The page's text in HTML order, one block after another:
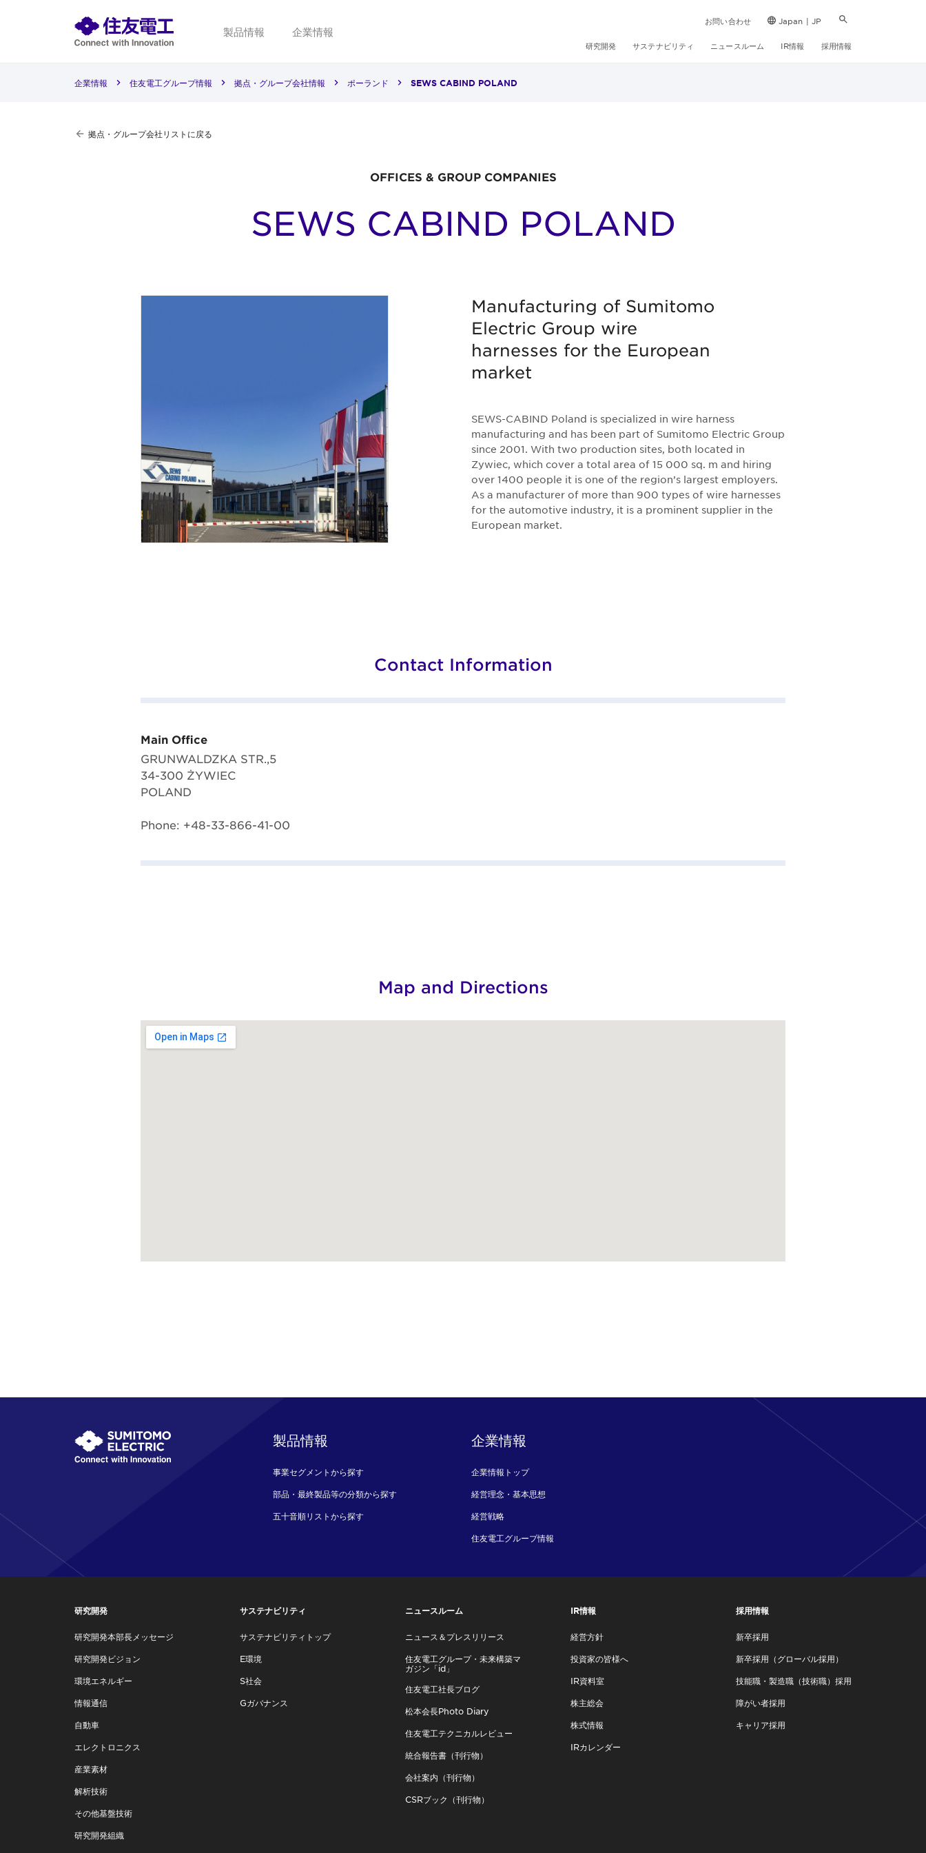
製品情報 企業情報
お問い合わせ Japan | JP
研究開発 サステナビリティ ニュースルーム IR情報 採用情報
企業情報 住友電工グループ情報 拠点・グループ会社情報 ポーランド SEWS CABIND POLAND
拠点・グループ会社リストに戻る
OFFICES & GROUP COMPANIES
SEWS CABIND POLAND
Manufacturing of Sumitomo
Electric Group wire
harnesses for the European
market
SEWS-CABIND Poland is specialized in wire harness
manufacturing and has been part of Sumitomo Electric Group
since 2001. With two production sites, both located in
Zywiec, which cover a total area of 15 000 sq. m and hiring
over 1400 people it is one of the region’s largest employers.
As a manufacturer of more than 900 types of wire harnesses
for the automotive industry, it is a prominent supplier in the
European market.
Contact Information
Main Office
GRUNWALDZKA STR.,5
34-300 ŻYWIEC
POLAND
Phone: +48-33-866-41-00
Map and Directions
製品情報
事業セグメントから探す
部品・最終製品等の分類から探す
五十音順リストから探す
企業情報
企業情報トップ
経営理念・基本思想
経営戦略
住友電工グループ情報
研究開発
研究開発本部長メッセージ
研究開発ビジョン
環境エネルギー
情報通信
自動車
エレクトロニクス
産業素材
解析技術
その他基盤技術
研究開発組織
サステナビリティ
サステナビリティトップ
E環境
S社会
Gガバナンス
ニュースルーム
ニュース＆プレスリリース
住友電工グループ・未来構築マ
ガジン「id」
住友電工社長ブログ
松本会長Photo Diary
住友電工テクニカルレビュー
統合報告書（刊行物）
会社案内（刊行物）
CSRブック（刊行物）
IR情報
経営方針
投資家の皆様へ
IR資料室
株主総会
株式情報
IRカレンダー
採用情報
新卒採用
新卒採用（グローバル採用）
技能職・製造職（技術職）採用
障がい者採用
キャリア採用